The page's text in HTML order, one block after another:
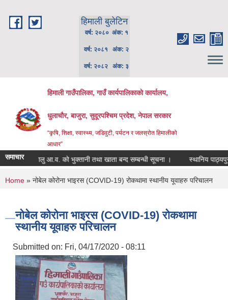
हिमाली बुलेटिन
वर्ष: २०८० अंक: १
वर्ष: २०८१ अंक: २
वर्ष: २०८२ अंक: ३
हिमाली गाउँपालिका, गाउँ कार्यपालिकाकाे कार्यालय,
धुलाचौर, बाजुरा, सुदूरपश्चिम प्रदेश, नेपाल सरकार
“कृषि, शिक्षा, स्वास्थ्य, जडिवुटी, पर्यटन र जलस्रोत हिमालीको
आधार”
समाचारचालु आ.व. को भुक्तानी तथा खाता बन्द सम्बन्धी सूचना । स्थानिय
You are here
Home » नोबेल कोरोना भाइरस (COVID-19) रोकथामा स्थानीय यूवाहरु परिचालन
नोबेल कोरोना भाइरस (COVID-19) रोकथामा
स्थानीय यूवाहरु परिचालन
Submitted on: Fri, 04/17/2020 - 08:11